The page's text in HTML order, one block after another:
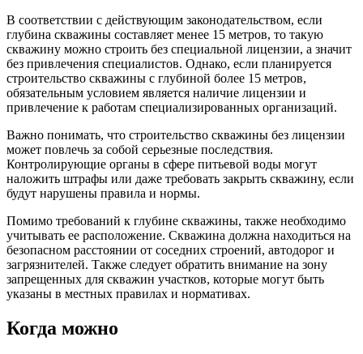
В соответствии с действующим законодательством, если
глубина скважины составляет менее 15 метров, то такую
скважину можно строить без специальной лицензии, а значит
без привлечения специалистов. Однако, если планируется
строительство скважины с глубиной более 15 метров,
обязательным условием является наличие лицензии и
привлечение к работам специализированных организаций.
Важно понимать, что строительство скважины без лицензии
может повлечь за собой серьезные последствия.
Контролирующие органы в сфере питьевой воды могут
наложить штрафы или даже требовать закрыть скважину, если
будут нарушены правила и нормы.
Помимо требований к глубине скважины, также необходимо
учитывать ее расположение. Скважина должна находиться на
безопасном расстоянии от соседних строений, автодорог и
загрязнителей. Также следует обратить внимание на зону
запрещенных для скважин участков, которые могут быть
указаны в местных правилах и нормативах.
Когда можно